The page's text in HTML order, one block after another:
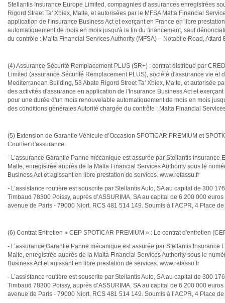
Stellantis Insurance Europe Limited, compagnies d’assurances enregistrées
Rigord Street Ta' Xbiex, Malte, et autorisées par le MFSA Malta Financial
application de l'Insurance Business Act et exerçant en France en libre
automatiquement de mois en mois jusqu'à la fin du financement, sauf
du contrôle : Malta Financial Services Authority (MFSA) – Notabile Road, Attard
(4) Assurance Sécurité Remplacement PLUS (SR+) : contrat distribué par
Limited (assurance Sécurité Remplacement PLUS), société d'assurance vie
Mediterranean Building, 53 Abate Rigord Street Ta' Xbiex, Malte, et autorisée
des activités d'assurance en application de l'Insurance Business Act et
pour une durée d'un mois renouvelable automatiquement de mois en mois
des conditions générales Autorité chargée du contrôle : Malta Financial
(5) Extension de Garantie Véhicule d’Occasion SPOTICAR PREMIUM et
Courtier d'assurance.
- L’assurance Garantie Panne mécanique est assurée par Stellantis
Malte, enregistrée auprès de la Malta Financial Services Authority sous le
Business Act et agissant en libre prestation de services. www.refassu.fr
- L’assistance routière est souscrite par Stellantis Auto, SA au capital de 300
Timbaud 78300 Poissy, auprès d’ASSURIMA, SA au capital de 6 200 000
avenue de Paris - 79000 Niort, RCS 481 514 149. Soumis à l’ACPR, 4 Place
(6) Contrat Entretien « CEP SPOTICAR PREMIUM » : Le contrat d'entretien
- L’assurance Garantie Panne mécanique est assurée par Stellantis
Malte, enregistrée auprès de la Malta Financial Services Authority sous le
Business Act et agissant en libre prestation de services. www.refassu.fr
- L’assistance routière est souscrite par Stellantis Auto, SA au capital de 300
Timbaud 78300 Poissy, auprès d’ASSURIMA, SA au capital de 6 200 000
avenue de Paris - 79000 Niort, RCS 481 514 149. Soumis à l’ACPR, 4 Place